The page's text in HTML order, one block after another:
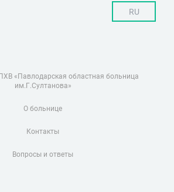
RU
«Павлодарская областная больница
им.Г.Султанова»
О больнице
Контакты
Вопросы и ответы